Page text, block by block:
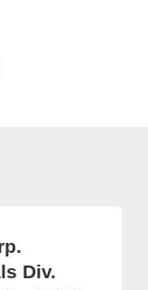
Div.